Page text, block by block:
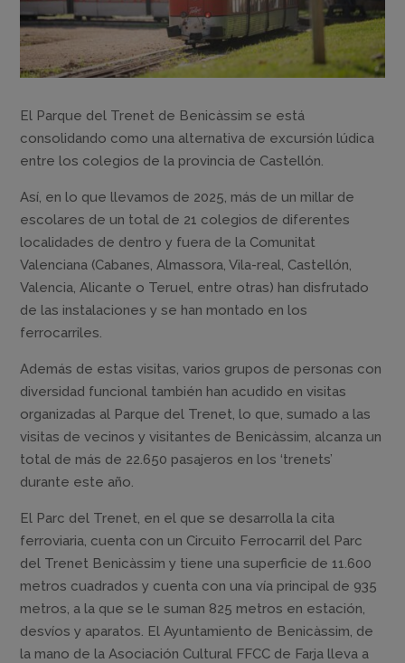
El Parque del Trenet de Benicàssim se está
consolidando como una alternativa de excursión lúdica
entre los colegios de la provincia de Castellón.
Así, en lo que llevamos de 2025, más de un millar de
escolares de un total de 21 colegios de diferentes
localidades de dentro y fuera de la Comunitat
Valenciana (Cabanes, Almassora, Vila-real, Castellón,
Valencia, Alicante o Teruel, entre otras) han disfrutado
de las instalaciones y se han montado en los
ferrocarriles.
Además de estas visitas, varios grupos de personas con
diversidad funcional también han acudido en visitas
organizadas al Parque del Trenet, lo que, sumado a las
visitas de vecinos y visitantes de Benicàssim, alcanza un
total de más de 22.650 pasajeros en los ‘trenets’
durante este año.
El Parc del Trenet, en el que se desarrolla la cita
ferroviaria, cuenta con un Circuito Ferrocarril del Parc
del Trenet Benicàssim y tiene una superficie de 11.600
metros cuadrados y cuenta con una vía principal de 935
metros, a la que se le suman 825 metros en estación,
desvíos y aparatos. El Ayuntamiento de Benicàssim, de
la mano de la Asociación Cultural FFCC de Farja lleva a